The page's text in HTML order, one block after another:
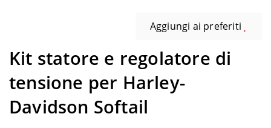
Aggiungi ai preferiti
Kit statore e regolatore di
tensione per Harley-
Davidson Softail